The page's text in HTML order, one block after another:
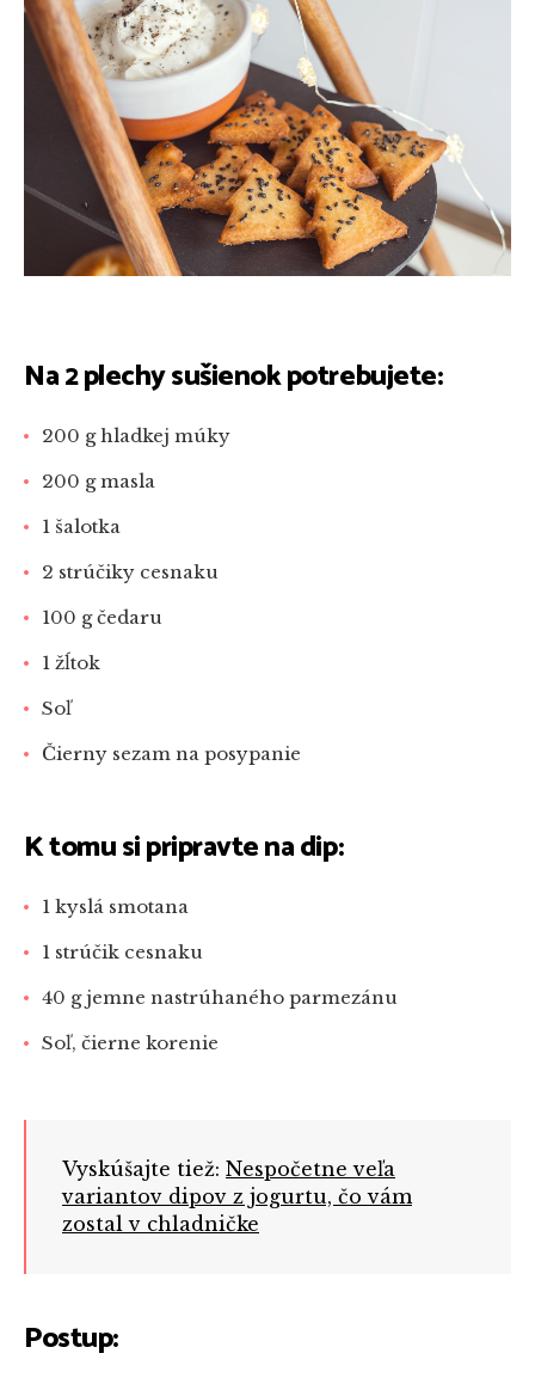
Na 2 plechy sušienok potrebujete:
200 g hladkej múky
200 g masla
1 šalotka
2 strúčiky cesnaku
100 g čedaru
1 žĺtok
Soľ
Čierny sezam na posypanie
K tomu si pripravte na dip:
1 kyslá smotana
1 strúčik cesnaku
40 g jemne nastrúhaného parmezánu
Soľ, čierne korenie
Vyskúšajte tiež: Nespočetne veľa
variantov dipov z jogurtu, čo vám
zostal v chladničke
Postup: